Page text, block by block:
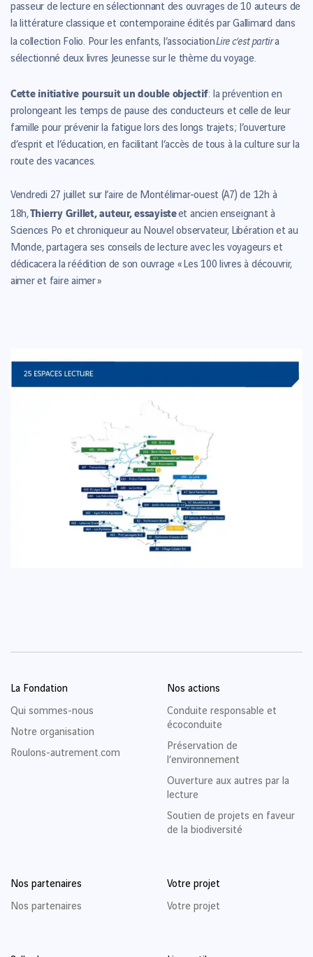
passeur de lecture en sélectionnant des ouvrages de 10 auteurs de
la littérature classique et contemporaine édités par Gallimard dans
la collection Folio. Pour les enfants, l’associationLire c’est partira
sélectionné deux livres Jeunesse sur le thème du voyage.
Cette initiative poursuit un double objectif: la prévention en
prolongeant les temps de pause des conducteurs et celle de leur
famille pour prévenir la fatigue lors des longs trajets ; l’ouverture
d’esprit et l’éducation, en facilitant l’accès de tous à la culture sur la
route des vacances.
Vendredi 27 juillet sur l’aire de Montélimar-ouest (A7) de 12h à
18h,Thierry Grillet, auteur, essayisteet ancien enseignant à
Sciences Po et chroniqueur au Nouvel observateur, Libération et au
Monde, partagera ses conseils de lecture avec les voyageurs et
dédicacera la réédition de son ouvrage « Les 100 livres à découvrir,
aimer et faire aimer »
La Fondation
Qui sommes-nous
Notre organisation
Roulons-autrement.com
Nos actions
Conduite responsable et
écoconduite
Préservation de
l’environnement
Ouverture aux autres par la
lecture
Soutien de projets en faveur
de la biodiversité
Nos partenaires
Nos partenaires
Votre projet
Votre projet